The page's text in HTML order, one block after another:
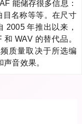
能储存很多信息：
目名称等等。在尺寸
2005 年推出以来，
WAV 的替代品。
质量取决于所选编
音效果。